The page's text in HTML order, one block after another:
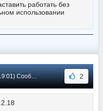
работать без
использовании
#95 2